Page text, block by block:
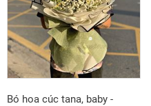
Bó hoa cúc tana, baby -